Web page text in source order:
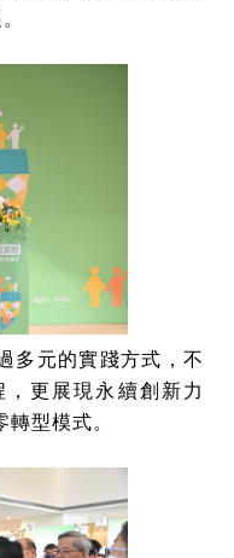
多元的實踐方式，不
更展現永續創新力
型模式。